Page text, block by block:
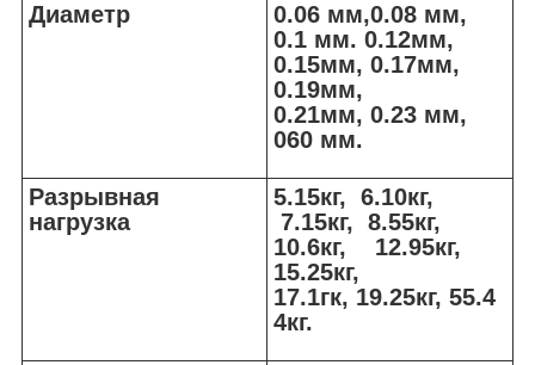
Диаметр
0.06 мм,0.08 мм,
0.1 мм. 0.12мм,
0.15мм, 0.17мм,
0.19мм,
0.21мм, 0.23 мм,
060 мм.
Разрывная
нагрузка
5.15кг, 6.10кг,
7.15кг, 8.55кг,
10.6кг, 12.95кг,
15.25кг,
17.1гк, 19.25кг, 55.4
4кг.